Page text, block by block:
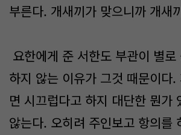
부른다. 개새끼가 맞으니까 개새
요한에게 준 서한도 부관이 별
하지 않는 이유가 그것 때문이다.
면 시끄럽다고 하지 대단한 뭔가
않는다. 오히려 주인보고 항의를